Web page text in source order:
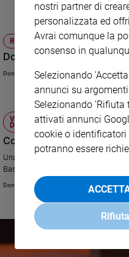
RITO AMBROSIANO
Domenica 17 dicembre -
Don Cristiano Mauri
VIAGGI DEL CUORE: LE
DAVIDE BANZATO
Come superare la paura e
Una riflessione sul Vangelo nella
Basilicata.
Don Davide Banzato
nostri partner di
personalizzata ed
Avrai comunque la
consenso in
Selezionando
annunci su
Selezionando 'Rifiuta
attivati annunci
cookie o
potranno essere